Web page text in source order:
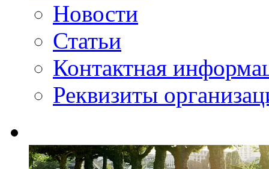
Новости
Статьи
Контактная
Реквизиты